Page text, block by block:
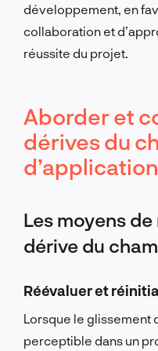
développement, en
collaboration et
réussite du projet.
Aborder et
dérives du
d’application
Les moyens
dérive du
Réévaluer et
Lorsque le
perceptible dans un